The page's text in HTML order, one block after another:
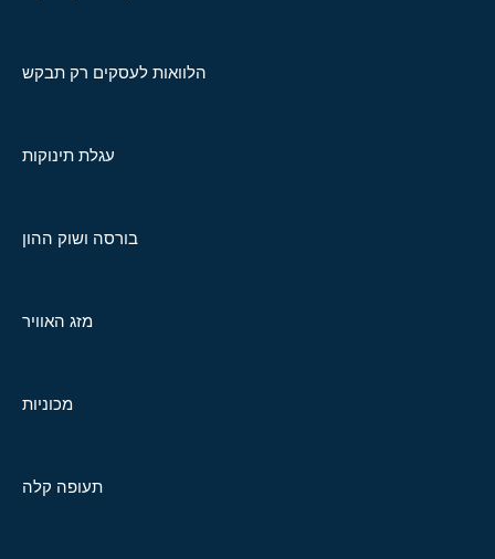
הלוואות לעסקים רק תבקש
עגלת תינוקות
בורסה ושוק ההון
מזג האוויר
מכוניות
תעופה קלה